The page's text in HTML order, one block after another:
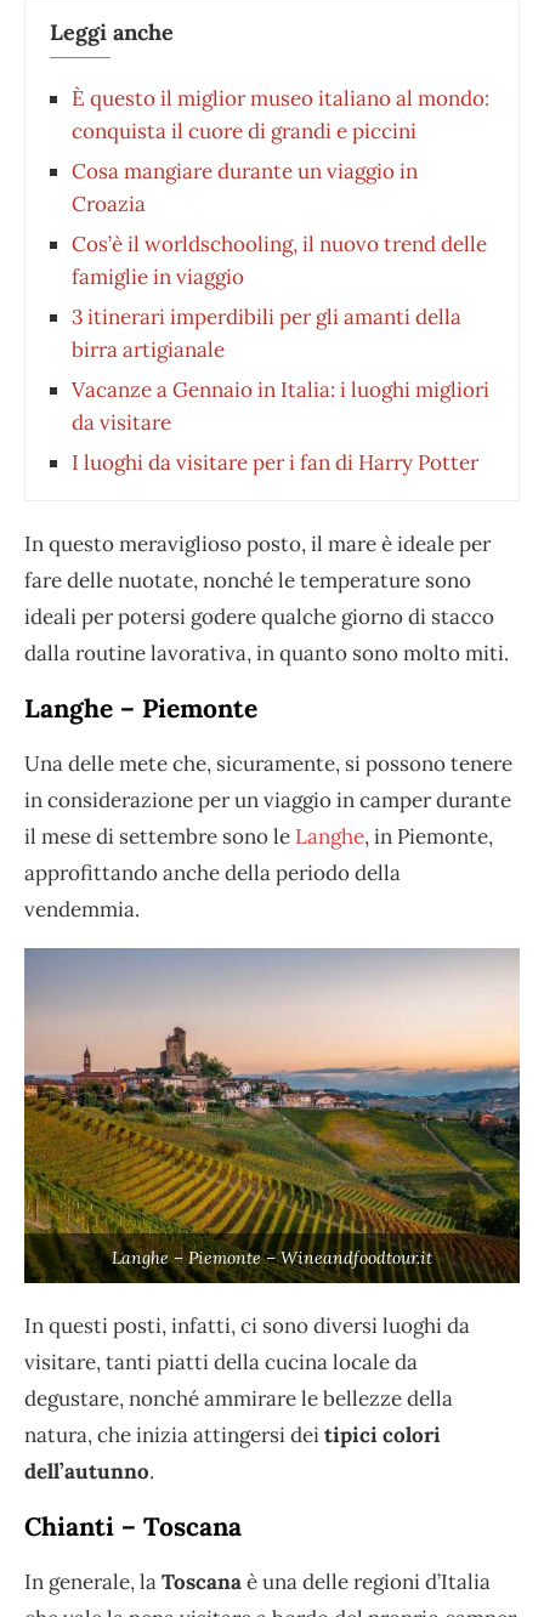
Leggi anche
È questo il miglior museo italiano al mondo:
conquista il cuore di grandi e piccini
Cosa mangiare durante un viaggio in
Croazia
Cos’è il worldschooling, il nuovo trend delle
famiglie in viaggio
3 itinerari imperdibili per gli amanti della
birra artigianale
Vacanze a Gennaio in Italia: i luoghi migliori
da visitare
I luoghi da visitare per i fan di Harry Potter
In questo meraviglioso posto, il mare è ideale per
fare delle nuotate, nonché le temperature sono
ideali per potersi godere qualche giorno di stacco
dalla routine lavorativa, in quanto sono molto miti.
Langhe – Piemonte
Una delle mete che, sicuramente, si possono tenere
in considerazione per un viaggio in camper durante
il mese di settembre sono le Langhe, in Piemonte,
approfittando anche della periodo della
vendemmia.
Langhe – Piemonte – Wineandfoodtour.it
In questi posti, infatti, ci sono diversi luoghi da
visitare, tanti piatti della cucina locale da
degustare, nonché ammirare le bellezze della
natura, che inizia attingersi deitipici colori
dell’autunno.
Chianti – Toscana
In generale, laToscanaè una delle regioni d’Italia